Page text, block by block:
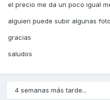
el precio me da un poco igual
alguien puede subir algunas
gracias
saludos
4 semanas más tarde...